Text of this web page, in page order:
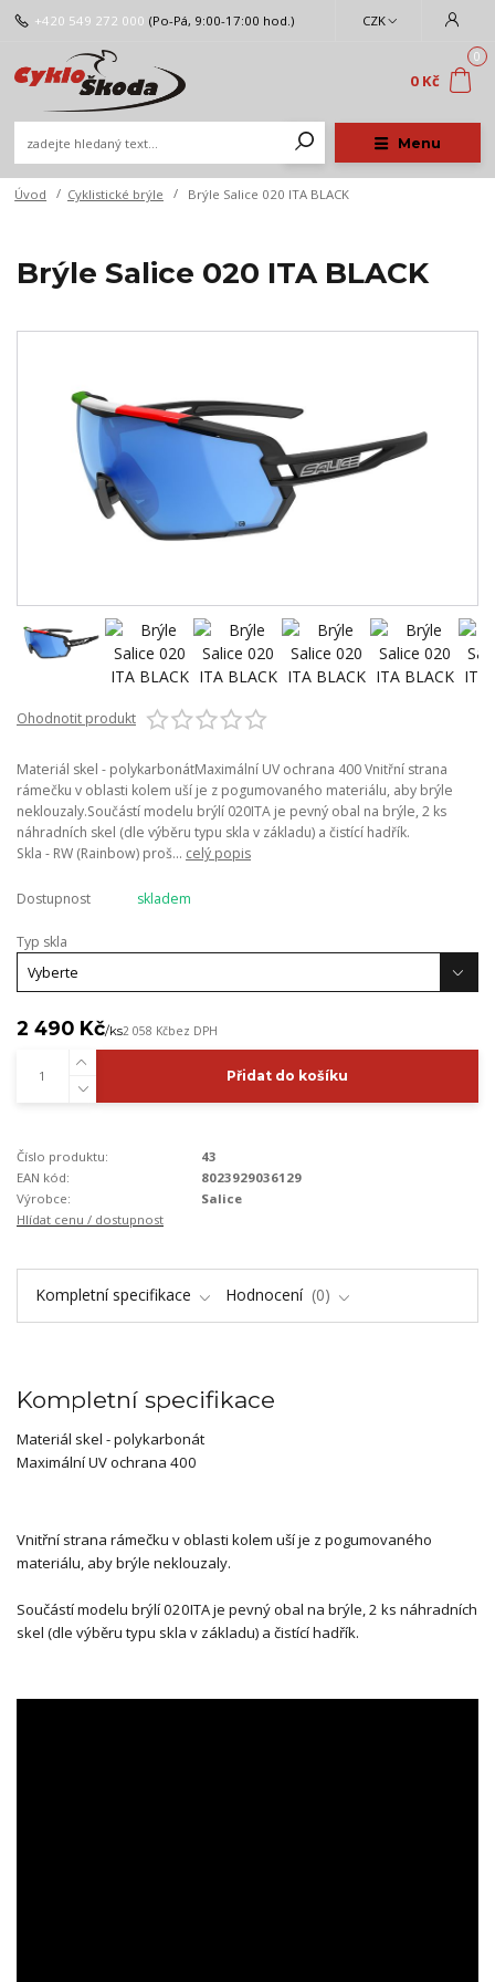
Menu
CZK
+420 549 272 000 (Po-Pá, 9:00-17:00 hod.)
0
0 Kč
Úvod Cyklistické brýle Brýle Salice 020 ITA BLACK
Brýle Salice 020 ITA BLACK
Ohodnotit produkt
Materiál skel - polykarbonátMaximální UV ochrana 400 Vnitřní strana
rámečku v oblasti kolem uší je z pogumovaného materiálu, aby brýle
neklouzaly.Součástí modelu brýlí 020ITA je pevný obal na brýle, 2 ks
náhradních skel (dle výběru typu skla v základu) a čistící hadřík.
Skla - RW (Rainbow) proš... celý popis
Dostupnost skladem
Typ skla
2 490 Kč/ks2 058 Kčbez DPH
Přidat do košíku
Číslo produktu:
43
EAN kód:
8023929036129
Výrobce:
Salice
Hlídat cenu / dostupnost
Kompletní specifikace Hodnocení 0
Kompletní specifikace
Materiál skel - polykarbonát
Maximální UV ochrana 400
Vnitřní strana rámečku v oblasti kolem uší je z pogumovaného
materiálu, aby brýle neklouzaly.
Součástí modelu brýlí 020ITA je pevný obal na brýle, 2 ks náhradních
skel (dle výběru typu skla v základu) a čistící hadřík.